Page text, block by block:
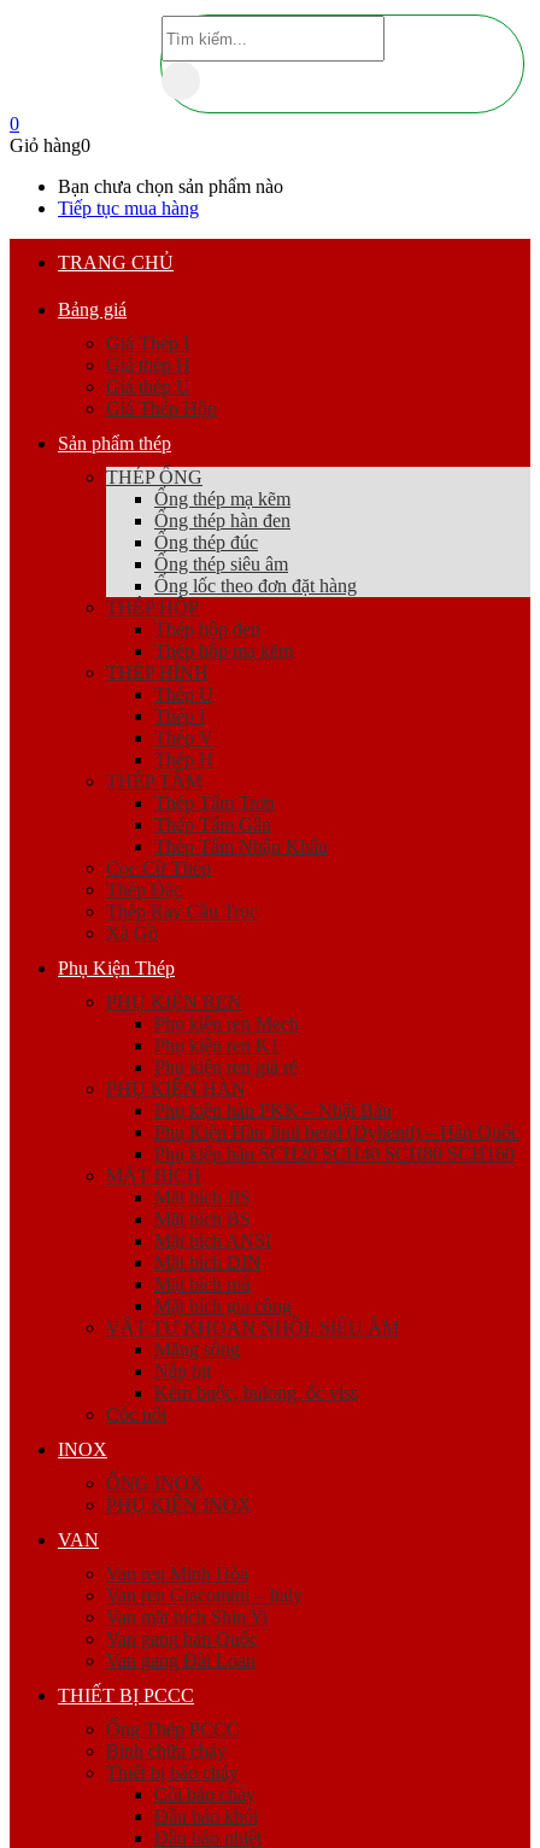
0
Giỏ hàng0
Bạn chưa chọn sản phẩm nào
Tiếp tục mua hàng
TRANG CHỦ
Bảng giá
Giá Thép I
Giá thép H
Giá thép U
Giá Thép Hộp
Sản phẩm thép
THÉP ỐNG
Ống thép mạ kẽm
Ống thép hàn đen
Ống thép đúc
Ống thép siêu âm
Ống lốc theo đơn đặt hàng
THÉP HỘP
Thép hộp đen
Thép hộp mạ kẽm
THÉP HÌNH
Thép U
Thép I
Thép V
Thép H
THÉP TẤM
Thép Tấm Trơn
Thép Tấm Gân
Thép Tấm Nhập Khẩu
Cọc Cừ Thép
Thép Đặc
Thép Ray Cầu Trục
Xà Gồ
Phụ Kiện Thép
PHỤ KIỆN REN
Phụ kiện ren Mech
Phụ kiện ren K1
Phụ kiện ren giá rẻ
PHỤ KIỆN HÀN
Phụ kiện hàn FKK – Nhật Bản
Phụ Kiện Hàn Jinil bend (Dybend) – Hàn Quốc
Phụ kiện hàn SCH20 SCH40 SCH80 SCH160
MẶT BÍCH
Mặt bích JIS
Mặt bích BS
Mặt bích ANSI
Mặt bích DIN
Mặt bích mù
Mặt bích gia công
VẬT TƯ KHOAN NHỒI, SIÊU ÂM
Măng sông
Nắp bịt
Kẽm buộc, bulong, ốc viss
Cóc nối
INOX
ỐNG INOX
PHỤ KIỆN INOX
VAN
Van ren Minh Hòa
Van ren Giacomini – Italy
Van mặt bích Shin Yi
Van gang hàn Quốc
Van gang Đài Loan
THIẾT BỊ PCCC
Ống Thép PCCC
Bình chữa cháy
Thiết bị báo cháy
Còi báo cháy
Đầu báo khói
Đầu báo nhiệt